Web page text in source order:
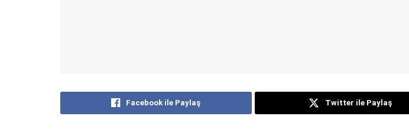
Facebook ile Paylaş Twitter ile Paylaş